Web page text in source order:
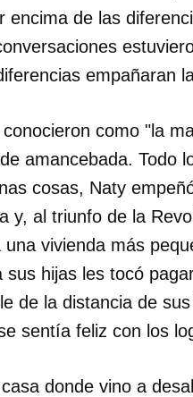
encima de las
empañaran
como "la
amancebada. Todo
cosas, Naty
y, al triunfo de la
una vivienda más
sus hijas les tocó
de la distancia de
sentía feliz con los
donde vino a